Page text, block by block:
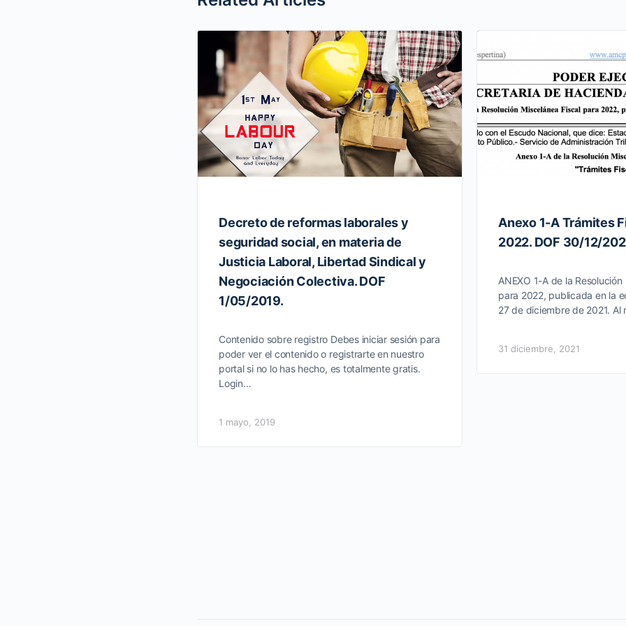
Decreto de reformas laborales y
seguridad social, en materia de
Justicia Laboral, Libertad Sindical y
Negociación Colectiva. DOF
1/05/2019.
Contenido sobre registro Debes iniciar sesión para
poder ver el contenido o registrarte en nuestro
portal si no lo has hecho, es totalmente gratis.
Login…
1 mayo, 2019
Anexo 1-A Trámites
2022. DOF 30/12/
ANEXO 1-A de la
para 2022, publicada en la
27 de diciembre de 2021. Al
31 diciembre, 2021